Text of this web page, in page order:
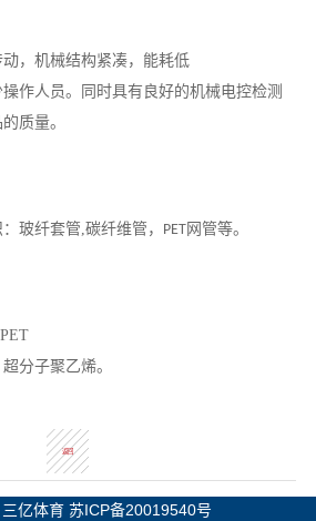
，机械结构紧凑，能耗低
作人员。同时具有良好的机械电控检测
质量。
玻纤套管,碳纤维管， PET网管等。
分子聚乙烯。
返回
亿体育 苏ICP备20019540号